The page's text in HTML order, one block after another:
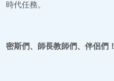
時代任務。
密斯們、師長教師們、伴侶們！